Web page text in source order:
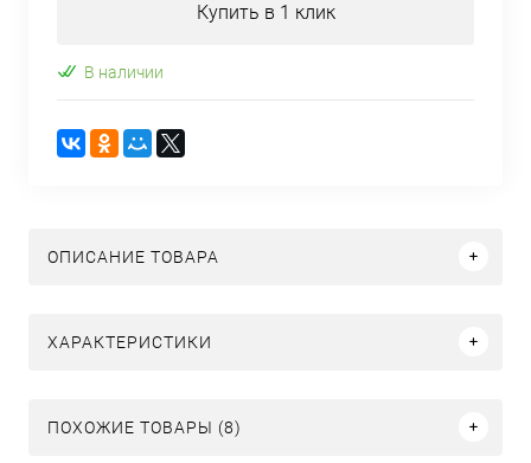
Купить в 1 клик
В наличии
ОПИСАНИЕ ТОВАРА
ХАРАКТЕРИСТИКИ
ПОХОЖИЕ ТОВАРЫ (8)